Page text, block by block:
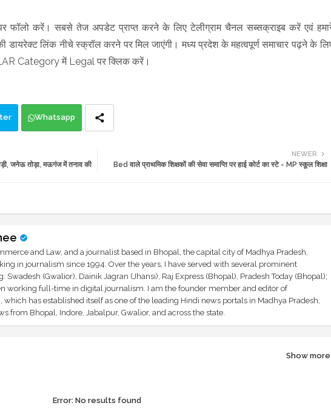
फॉलो करें। सबसे तेज अपडेट प्राप्त करने के लिए टेलीग्राम चैनल सब्सक्राइब करें एवं
डायरेक्ट लिंक नीचे स्क्रॉल करने पर मिल जाएंगी। मध्य प्रदेश के महत्वपूर्ण समाचार पढ़ने के
Category में Legal पर क्लिक करें।
Whatsapp
NEWER
Bed वाले प्राथमिक शिक्षकों की सेवा समाप्ति पर हाई कोर्ट का स्टे - MP स्कूल शिक्षा
जनेऊ तोड़ा, मऊगंज में तनाव की
and Law, and a journalist based in Bhopal, the capital city of Madhya Pradesh,
in journalism since 1994. Over the years, I have served with several prominent
Swadesh (Gwalior), Dainik Jagran (Jhansi), Raj Express (Bhopal), Pradesh Today (Bhopal);
working full-time in digital journalism. I am the founder member and editor of
which has established itself as one of the leading Hindi news portals in Madhya Pradesh,
from Bhopal, Indore, Jabalpur, Gwalior, and across the state.
Show more
Error:No results found